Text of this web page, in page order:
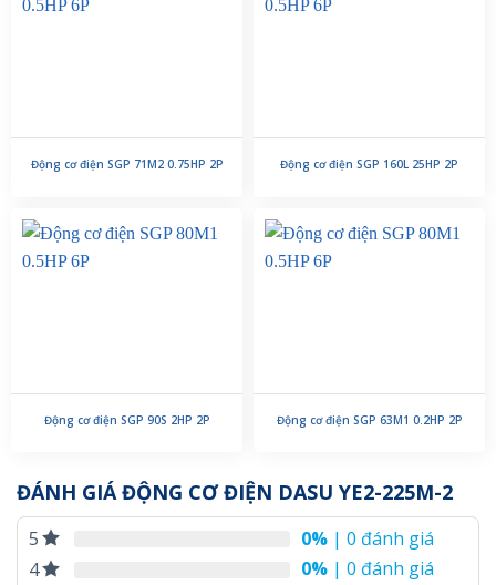
Động cơ điện SGP 71M2 0.75HP 2P Động cơ điện SGP 160L 25HP 2P
Động cơ điện SGP 90S 2HP 2P Động cơ điện SGP 63M1 0.2HP 2P
ĐÁNH GIÁ ĐỘNG CƠ ĐIỆN DASU YE2-225M-2
5 0% | 0 đánh giá
4
0% | 0 đánh giá